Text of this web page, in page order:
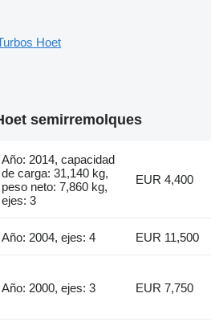
Hoet
semirremolques
Año: 2014, capacidad
de carga: 31,140 kg,
peso neto: 7,860 kg,
ejes: 3
EUR 4,400
Año: 2004, ejes: 4 EUR 11,500
Año: 2000, ejes: 3 EUR 7,750